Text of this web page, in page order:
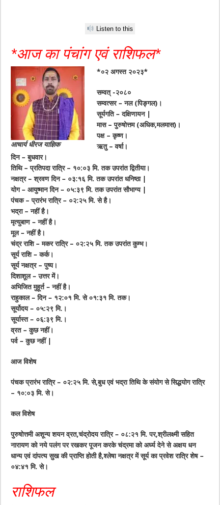
Listen to this
*आज का पंचांग एवं राशिफल*
आचार्य धीरज याज्ञिक
*०२ अगस्त २०२३*
सम्वत् -२०८०
सम्वत्सर – नल (पिङ्गल)।
सूर्यगति – दक्षिणायन |
मास – पुरुषोत्तम (अधिक,मलमास)।
पक्ष – कृष्ण।
ऋतु – वर्षा।
दिन – बुधवार।
तिथि – प्रतिपदा रात्रि – १०:०३ मि. तक उपरांत द्वितीया।
नक्षत्र – श्रवण दिन – ०३:१६ मि. तक उपरांत धनिष्ठा |
योग – आयुष्मान दिन – ०५:३९ मि. तक उपरांत सौभाग्य |
पंचक – प्रारंभ रात्रि – ०२:२५ मि. से है।
भद्रा – नहीं है।
मृत्युबाण – नहीं है।
मूल – नहीं है।
चंद्र राशि – मकर रात्रि – ०२:२५ मि. तक उपरांत कुम्भ।
सूर्य राशि – कर्क।
सूर्य नक्षत्र – पुष्य।
दिशाशूल – उत्तर में।
अभिजित मुहूर्त – नहीं है।
राहुकाल – दिन – १२:०१ मि. से ०१:३१ मि. तक।
सूर्योदय – ०५:२९ मि.।
सूर्यास्त – ०६:३९ मि.।
व्रत – कुछ नहीं।
पर्व – कुछ नहीं |
आज विशेष
पंचक प्रारंभ रात्रि – ०२:२५ मि. से,बुध एवं भद्रा तिथि के संयोग से सिद्धयोग रात्रि
– १०:०३ मि. से।
कल विशेष
पुरुषोत्तमी अशून्य शयन व्रत,चंद्रोदय रात्रि – ०८:२१ मि. पर,श्रीलक्ष्मी सहित
नारायण को नये पलंग पर रखकर पूजन करके चंद्रमा को अर्घ्य देने से अक्षय धन
धान्य एवं दांपत्य सुख की प्राप्ति होती है,श्लेषा नक्षत्र में सूर्य का प्रवेश रात्रि शेष –
०४:४१ मि. से।
राशिफल